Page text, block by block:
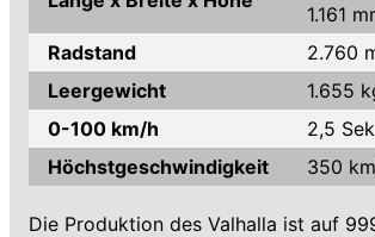
1.161
Radstand
2.760
Leergewicht
1.655
0-100 km/h
2,5
Höchstgeschwindigkeit
350
Die Produktion des Valhalla ist auf